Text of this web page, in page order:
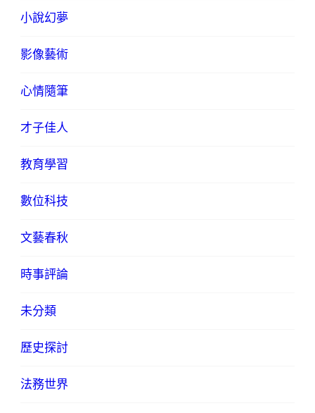
小說幻夢
影像藝術
心情隨筆
才子佳人
教育學習
數位科技
文藝春秋
時事評論
未分類
歷史探討
法務世界